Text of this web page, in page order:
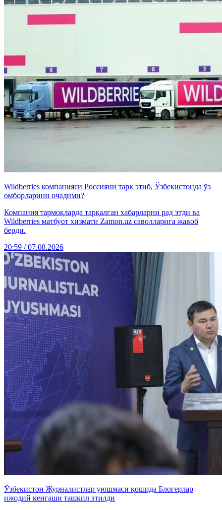
Wildberries компанияси Россияни тарк этиб, Ўзбекистонда ўз
омборларини очадими?
Компания тармоқларда тарқалган хабарларни рад этди ва
Wildberries матбуот хизмати Zamon.uz саволларига жавоб
берди.
20:59 / 07.08.2026
Ўзбекистон Журналистлар уюшмаси қошида Блогерлар
ижодий кенгаши ташкил этилди